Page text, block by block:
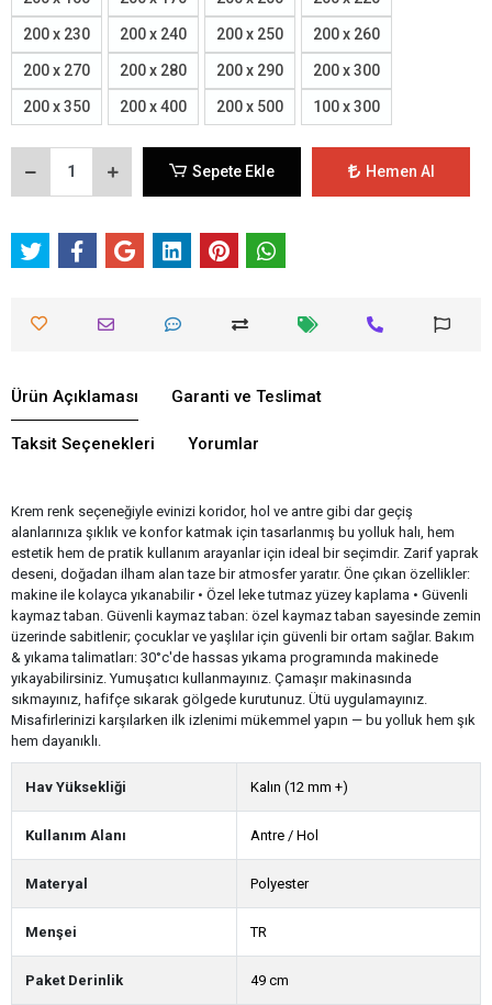
200 x 230 200 x 240 200 x 250 200 x 260
200 x 270 200 x 280 200 x 290 200 x 300
200 x 350 200 x 400 200 x 500 100 x 300
Sepete Ekle Hemen Al
Ürün Açıklaması Garanti ve Teslimat
Taksit Seçenekleri Yorumlar
Krem renk seçeneğiyle evinizi koridor, hol ve antre gibi dar geçiş
alanlarınıza şıklık ve konfor katmak için tasarlanmış bu yolluk halı, hem
estetik hem de pratik kullanım arayanlar için ideal bir seçimdir. Zarif yaprak
deseni, doğadan ilham alan taze bir atmosfer yaratır. Öne çıkan özellikler:
makine ile kolayca yıkanabilir • Özel leke tutmaz yüzey kaplama • Güvenli
kaymaz taban. Güvenli kaymaz taban: özel kaymaz taban sayesinde zemin
üzerinde sabitlenir; çocuklar ve yaşlılar için güvenli bir ortam sağlar. Bakım
& yıkama talimatları: 30°c'de hassas yıkama programında makinede
yıkayabilirsiniz. Yumuşatıcı kullanmayınız. Çamaşır makinasında
sıkmayınız, hafifçe sıkarak gölgede kurutunuz. Ütü uygulamayınız.
Misafirlerinizi karşılarken ilk izlenimi mükemmel yapın — bu yolluk hem şık
hem dayanıklı.
Hav Yüksekliği Kalın (12 mm +)
Kullanım Alanı Antre / Hol
Materyal Polyester
Menşei TR
Paket Derinlik 49 cm